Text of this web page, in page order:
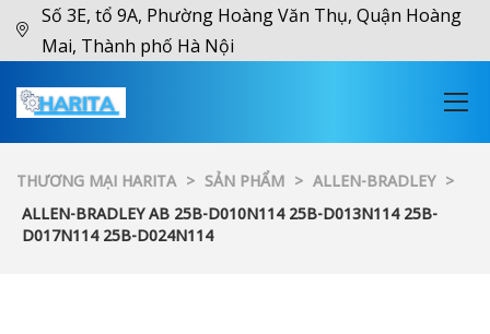
Số 3E, tổ 9A, Phường Hoàng Văn Thụ, Quận Hoàng
Mai, Thành phố Hà Nội
THƯƠNG MẠI HARITA > SẢN PHẨM > ALLEN-BRADLEY >
ALLEN-BRADLEY AB 25B-D010N114 25B-D013N114 25B-
D017N114 25B-D024N114